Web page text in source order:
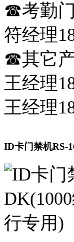
☎考勤
符经理
☎其它
王经理
王经理
ID卡门禁机RS-